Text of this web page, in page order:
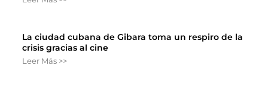
La ciudad cubana de Gibara toma un respiro de la
crisis gracias al cine
Leer Más >>